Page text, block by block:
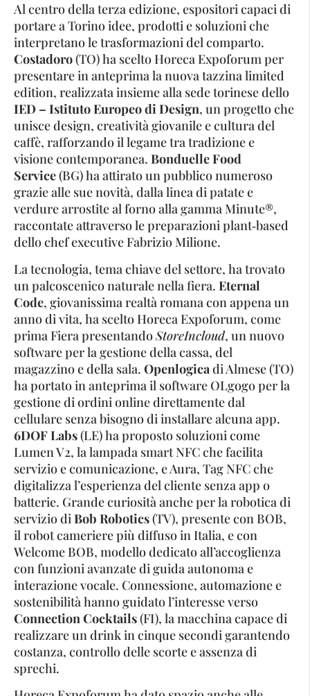
Al centro della terza edizione, espositori capaci di
portare a Torino idee, prodotti e soluzioni che
interpretano le trasformazioni del comparto.
Costadoro(TO) ha scelto Horeca Expoforum per
presentare in anteprima la nuova tazzina limited
edition, realizzata insieme alla sede torinese dello
IED – Istituto Europeo di Design, un progetto che
unisce design, creatività giovanile e cultura del
caffè, rafforzando il legame tra tradizione e
visione contemporanea. Bonduelle Food
Service(BG) ha attirato un pubblico numeroso
grazie alle sue novità, dalla linea di patate e
verdure arrostite al forno alla gamma Minute®,
raccontate attraverso le preparazioni plant‑based
dello chef executive Fabrizio Milione.
La tecnologia, tema chiave del settore, ha trovato
un palcoscenico naturale nella fiera. Eternal
Code, giovanissima realtà romana con appena un
anno di vita, ha scelto Horeca Expoforum, come
prima Fiera presentandoStoreIncloud, un nuovo
software per la gestione della cassa, del
magazzino e della sala. Openlogica di Almese (TO)
ha portato in anteprima il software OLgogo per la
gestione di ordini online direttamente dal
cellulare senza bisogno di installare alcuna app.
6DOF Labs(LE) ha proposto soluzioni come
Lumen V2, la lampada smart NFC che facilita
servizio e comunicazione, e Aura, Tag NFC che
digitalizza l’esperienza del cliente senza app o
batterie. Grande curiosità anche per la robotica di
servizio di Bob Robotics(TV), presente con BOB,
il robot cameriere più diffuso in Italia, e con
Welcome BOB, modello dedicato all’accoglienza
con funzioni avanzate di guida autonoma e
interazione vocale. Connessione, automazione e
sostenibilità hanno guidato l’interesse verso
Connection Cocktails(FI), la macchina capace di
realizzare un drink in cinque secondi garantendo
costanza, controllo delle scorte e assenza di
sprechi.